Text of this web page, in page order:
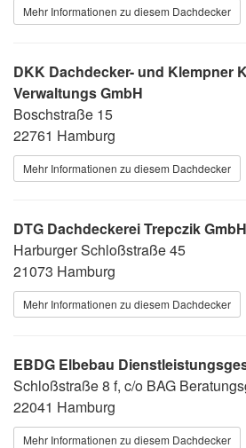
Mehr Informationen zu diesem Dachdecker
DKK Dachdecker- und Klempner
Verwaltungs GmbH
Boschstraße 15
22761 Hamburg
Mehr Informationen zu diesem Dachdecker
DTG Dachdeckerei Trepczik GmbH
Harburger Schloßstraße 45
21073 Hamburg
Mehr Informationen zu diesem Dachdecker
EBDG Elbebau
Schloßstraße 8 f, c/o BAG
22041 Hamburg
Mehr Informationen zu diesem Dachdecker